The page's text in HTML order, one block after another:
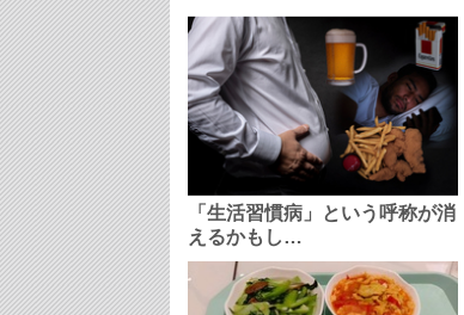
「生活習慣病」という呼称が消
えるかもし…